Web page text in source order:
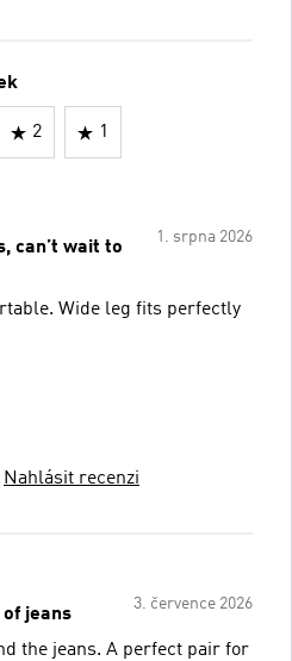
2 1
1. srpna 2026
can’t wait to
Wide leg fits perfectly
Nahlásit recenzi
3. července 2026
jeans
the jeans. A perfect pair for